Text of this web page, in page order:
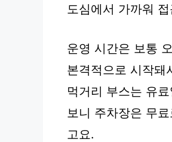
도심에서 가까워
운영 시간은 보통
본격적으로 시작돼
먹거리 부스는 유
보니 주차장은 무
고요.